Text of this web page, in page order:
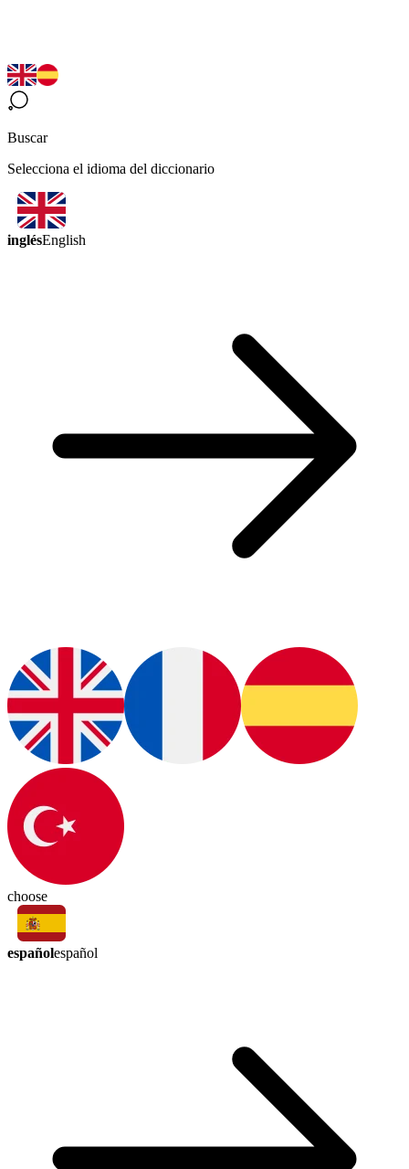
Buscar
Selecciona el idioma del diccionario
inglésEnglish
choose
españolespañol